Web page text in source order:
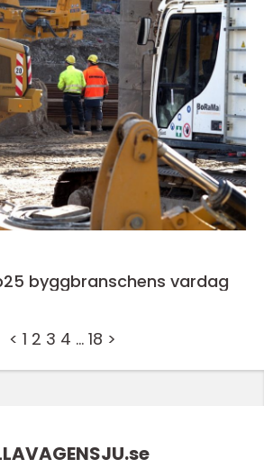
byggbranschens vardag
< 1 2 3 4 … 18 >
se